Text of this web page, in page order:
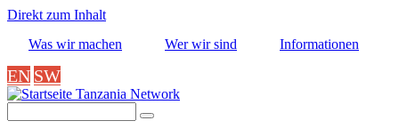
Direkt zum Inhalt
Was wir machen
Wer wir sind Informationen
EN SW
Tanzania Network